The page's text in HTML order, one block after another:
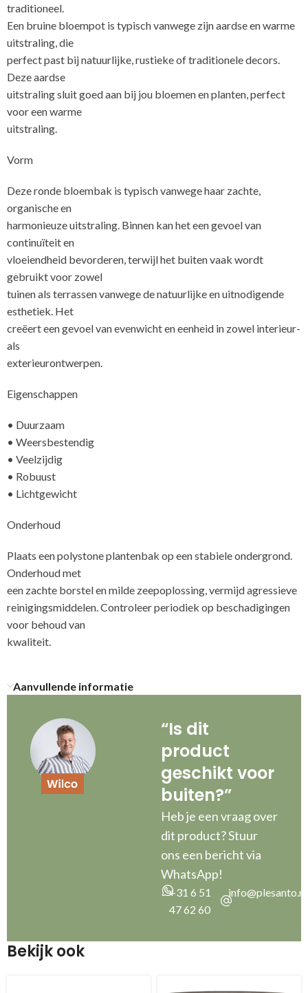
traditioneel.
Een bruine bloempot is typisch vanwege zijn aardse en warme
uitstraling, die
perfect past bij natuurlijke, rustieke of traditionele decors.
Deze aardse
uitstraling sluit goed aan bij jou bloemen en planten, perfect
voor een warme
uitstraling.
Vorm
Deze ronde bloembak is typisch vanwege haar zachte,
organische en
harmonieuze uitstraling. Binnen kan het een gevoel van
continuïteit en
vloeiendheid bevorderen, terwijl het buiten vaak wordt
gebruikt voor zowel
tuinen als terrassen vanwege de natuurlijke en uitnodigende
esthetiek. Het
creëert een gevoel van evenwicht en eenheid in zowel interieur-
als
Eigenschappen
• Duurzaam
• Weersbestendig
• Veelzijdig
• Robuust
• Lichtgewicht
Onderhoud
Plaats een polystone plantenbak op een stabiele ondergrond.
Onderhoud met
een zachte borstel en milde zeepoplossing, vermijd agressieve
reinigingsmiddelen. Controleer periodiek op beschadigingen
voor behoud van
Aanvullende informatie
“Is dit
product
geschikt voor
buiten?”
Heb je een vraag over
dit product? Stuur
ons een bericht via
WhatsApp!
+31 6 51
47 62 60
info@plesanto.nl
Bekijk ook